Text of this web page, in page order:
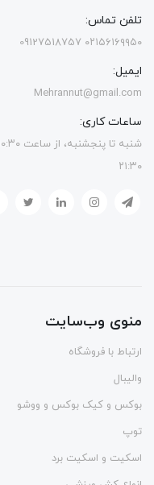
تلفن تماس:
۰۲۱۵۶۱۶۹۹۵۰ 09127518757
ایمیل:
Mehrannut@gmail.com
ساعات کاری:
۲۱:۳۰
منوی وب‌سایت
ارتباط با فروشگاه
والیبال
بوکس و کیک بوکس و ووشو
توپ
اسکیت و اسکیت برد